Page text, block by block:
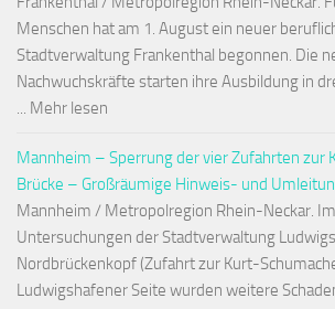
Menschen hat am 1. August ein neuer
Stadtverwaltung Frankenthal begonnen. Die
Nachwuchskräfte starten ihre Ausbildung in
... Mehr lesen
Mannheim – Sperrung der vier Zufahrten zur
Brücke – Großräumige Hinweis- und
Mannheim / Metropolregion Rhein-Neckar.
Untersuchungen der Stadtverwaltung
Nordbrückenkopf (Zufahrt zur Kurt-
Ludwigshafener Seite wurden weitere